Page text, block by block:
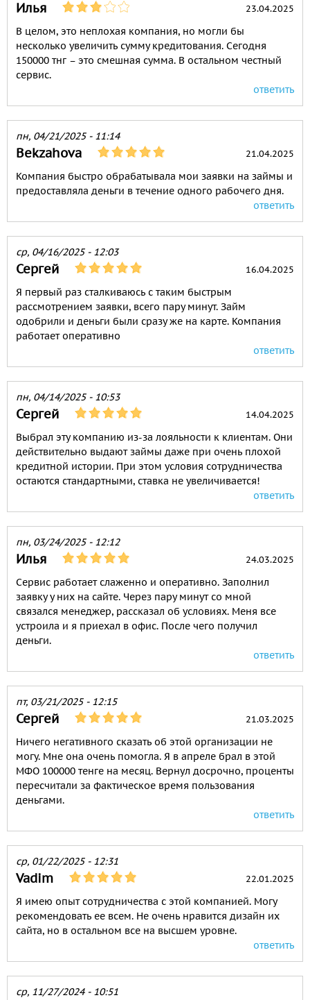
Илья 23.04.2025
В целом, это неплохая компания, но могли бы
несколько увеличить сумму кредитования. Сегодня
150000 тнг – это смешная сумма. В остальном честный
сервис.
ответить
пн, 04/21/2025 - 11:14
Bekzahova 21.04.2025
Компания быстро обрабатывала мои заявки на займы и
предоставляла деньги в течение одного рабочего дня.
ответить
ср, 04/16/2025 - 12:03
Сергей 16.04.2025
Я первый раз сталкиваюсь с таким быстрым
рассмотрением заявки, всего пару минут. Займ
одобрили и деньги были сразу же на карте. Компания
работает оперативно
ответить
пн, 04/14/2025 - 10:53
Сергей 14.04.2025
Выбрал эту компанию из-за лояльности к клиентам. Они
действительно выдают займы даже при очень плохой
кредитной истории. При этом условия сотрудничества
остаются стандартными, ставка не увеличивается!
ответить
пн, 03/24/2025 - 12:12
Илья 24.03.2025
Сервис работает слаженно и оперативно. Заполнил
заявку у них на сайте. Через пару минут со мной
связался менеджер, рассказал об условиях. Меня все
устроила и я приехал в офис. После чего получил
деньги.
ответить
пт, 03/21/2025 - 12:15
Сергей 21.03.2025
Ничего негативного сказать об этой организации не
могу. Мне она очень помогла. Я в апреле брал в этой
МФО 100000 тенге на месяц. Вернул досрочно, проценты
пересчитали за фактическое время пользования
деньгами.
ответить
ср, 01/22/2025 - 12:31
Vadim 22.01.2025
Я имею опыт сотрудничества с этой компанией. Могу
рекомендовать ее всем. Не очень нравится дизайн их
сайта, но в остальном все на высшем уровне.
ответить
ср, 11/27/2024 - 10:51